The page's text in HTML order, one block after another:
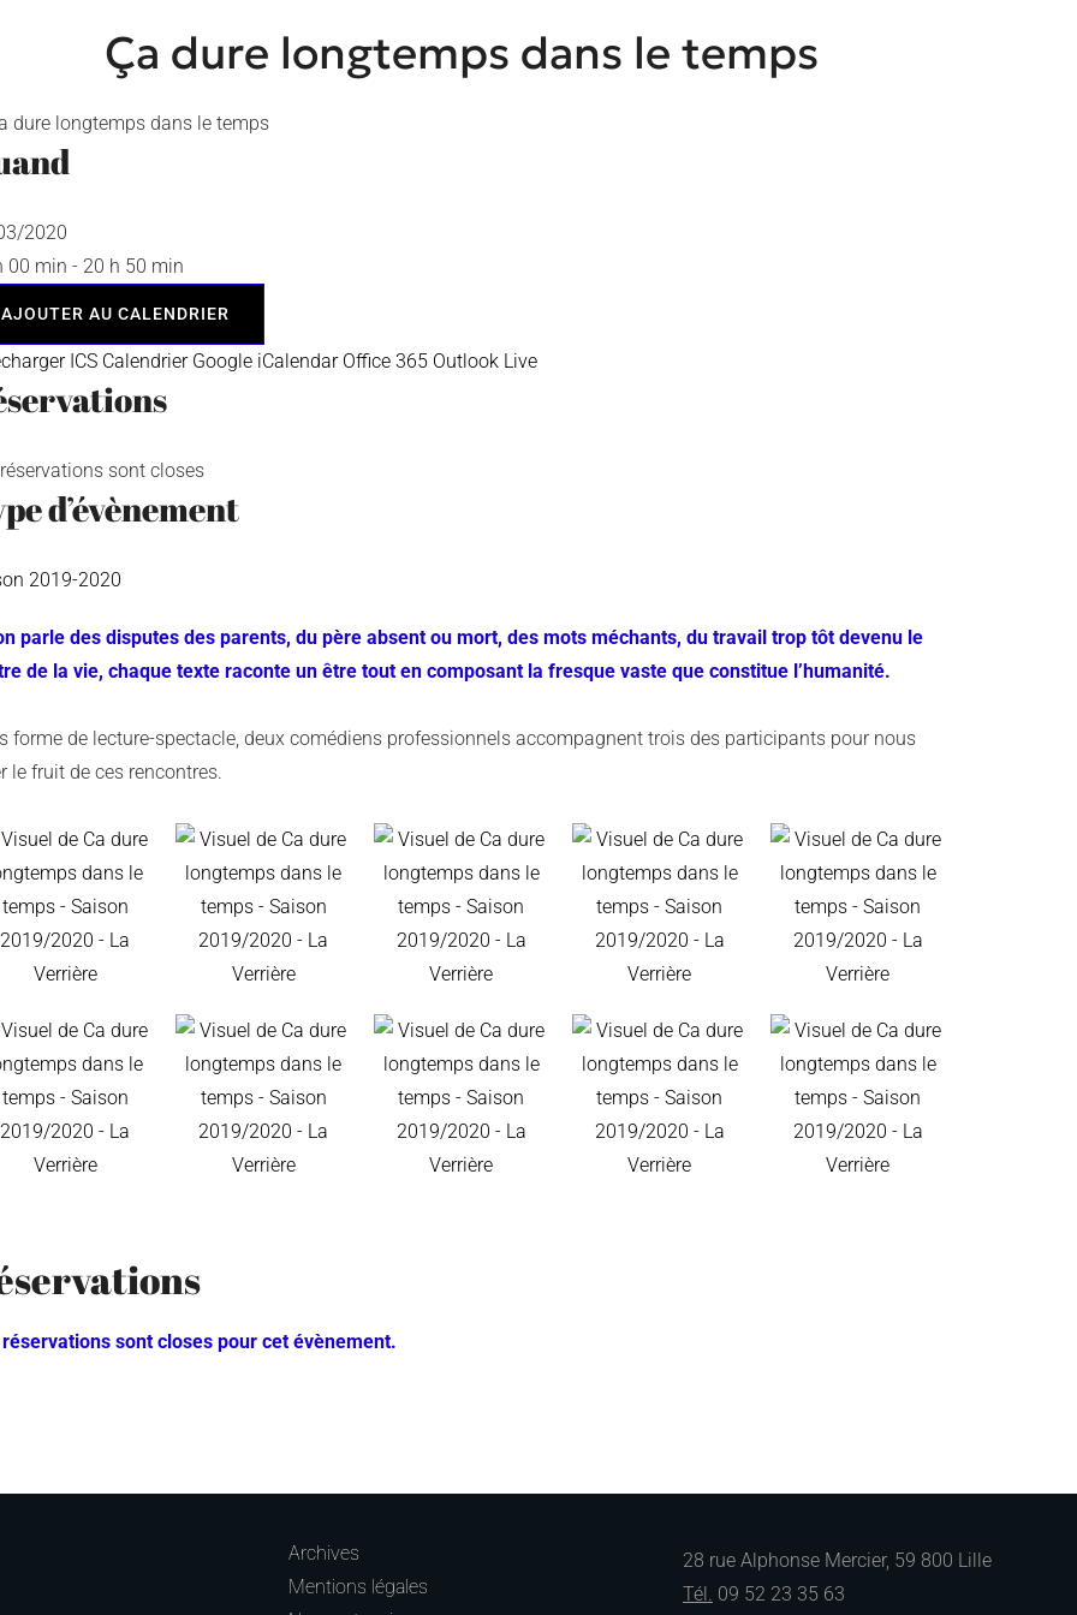
Ça dure longtemps dans le temps
2020
00 min - 20 h 50 min
AJOUTER AU CALENDRIER
ICS Calendrier Google iCalendar Office 365 Outlook Live
sont closes
d’évènement
2019-2020
parle des disputes des parents, du père absent ou mort, des mots méchants, du travail trop tôt devenu le
de la vie, chaque texte raconte un être tout en composant la fresque vaste que constitue l’humanité.
forme de lecture-spectacle, deux comédiens professionnels accompagnent trois des participants pour nous
le fruit de ces rencontres.
réservations sont closes pour cet évènement.
Archives
Mentions légales
28 rue Alphonse Mercier, 59 800 Lille
Tél. 09 52 23 35 63